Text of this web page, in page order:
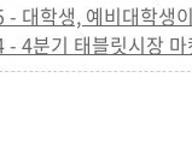
대학생, 예비대학생
4분기 태블릿시장